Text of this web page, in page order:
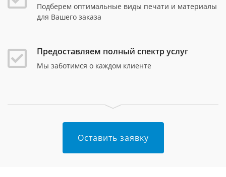
Подберем оптимальные виды печати и материалы
для Вашего заказа
Предоставляем полный спектр услуг
Мы заботимся о каждом клиенте
Оставить заявку